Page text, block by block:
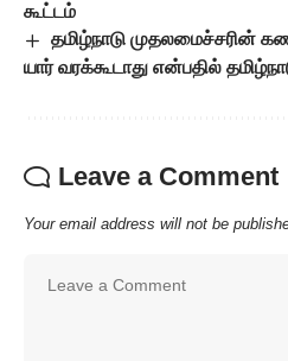
கூட்டம்
தமிழ்நாடு முதலமைச்சரின்
யார் வரக்கூடாது என்பதில்
Leave a Comment
Your email address will not be